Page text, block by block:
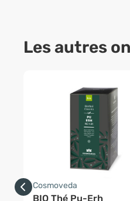
Les autres
Cosmoveda
BIO Thé Pu-Erh